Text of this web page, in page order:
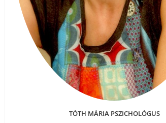
TÓTH MÁRIA PSZICHOLÓGUS